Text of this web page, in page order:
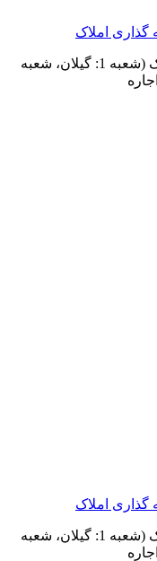
کاسپی لند برند معتبر سرمایه گذاری املاک (شعبه 1: گیلان، شعبه
کاسپی لند برند معتبر سرمایه گذاری املاک (شعبه 1: گیلان، شعبه